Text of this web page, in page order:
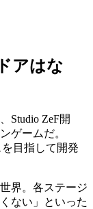
アはな
Studio ZeF開
ゲームだ。
目指して開発
界。各ステージ
ない」といった